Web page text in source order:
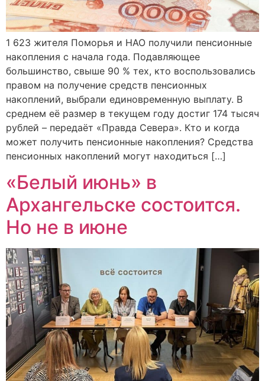
1 623 жителя Поморья и НАО получили пенсионные
накопления с начала года. Подавляющее
большинство, свыше 90 % тех, кто воспользовались
правом на получение средств пенсионных
накоплений, выбрали единовременную выплату. В
среднем её размер в текущем году достиг 174 тысяч
рублей – передаёт «Правда Севера». Кто и когда
может получить пенсионные накопления? Средства
пенсионных накоплений могут находиться […]
«Белый июнь» в
Архангельске состоится.
Но не в июне